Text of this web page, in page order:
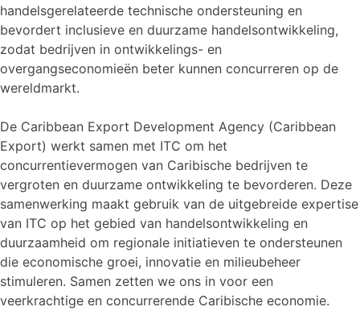
handelsgerelateerde technische ondersteuning en
bevordert inclusieve en duurzame handelsontwikkeling,
zodat bedrijven in ontwikkelings- en
overgangseconomieën beter kunnen concurreren op de
wereldmarkt.
De Caribbean Export Development Agency (Caribbean
Export) werkt samen met ITC om het
concurrentievermogen van Caribische bedrijven te
vergroten en duurzame ontwikkeling te bevorderen. Deze
samenwerking maakt gebruik van de uitgebreide expertise
van ITC op het gebied van handelsontwikkeling en
duurzaamheid om regionale initiatieven te ondersteunen
die economische groei, innovatie en milieubeheer
stimuleren. Samen zetten we ons in voor een
veerkrachtige en concurrerende Caribische economie.